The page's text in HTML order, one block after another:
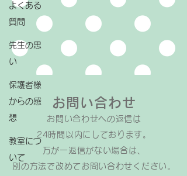
よくある
質問
先生の思
い
保護者様
からの感
想
教室につ
いて
お問い合わせ
お問い合わせへの返信は​
24時間以内にしております。
万が一返信がない場合は、
​別の方法で改めてお問い合わせください。